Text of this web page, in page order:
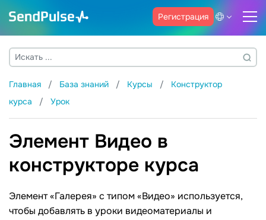
Регистрация
Главная База знаний Курсы
Конструктор
курса
Урок
Элемент Видео в
конструкторе курса
Элемент «Галерея» с типом «Видео» используется,
чтобы добавлять в уроки видеоматериалы и